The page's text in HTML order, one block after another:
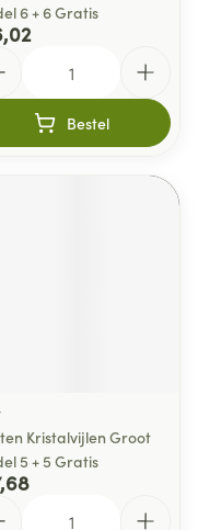
6 + 6 Gratis
Bestel
Kristalvijlen Groot
5 + 5 Gratis